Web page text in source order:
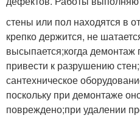
стены или пол находятся в
крепко держится, не
высыпается;когда
привести к разрушению
сантехническое
поскольку при демонтаже
повреждено;при удалении